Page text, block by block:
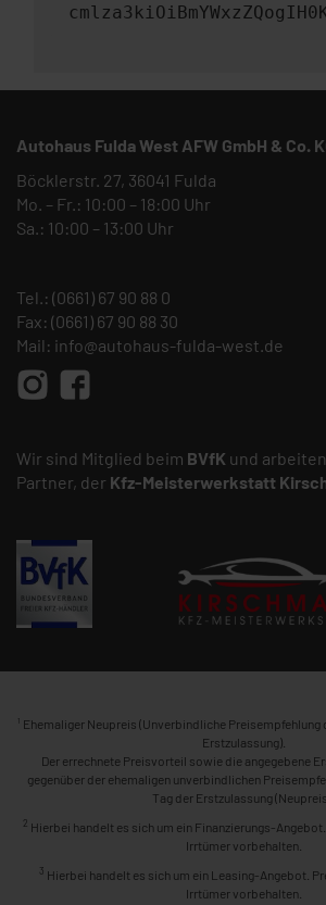
Autohaus Fulda West AFW GmbH & Co.
Böcklerstr. 27, 36041 Fulda
Mo. – Fr.: 10:00 – 18:00 Uhr
Sa.: 10:00 – 13:00 Uhr
Tel.: (0661) 67 90 88 0
Fax: (0661) 67 90 88 30
Mail: info@autohaus-fulda-west.de
Wir sind Mitglied beim BVfK und
Partner, der Kfz-Meisterwerkstatt
1 Ehemaliger Neupreis (Unverbindliche Preisempfehlung
Erstzulassung).
Der errechnete Preisvorteil sowie die angegebene
gegenüber der ehemaligen unverbindlichen
Tag der Erstzulassung
2 Hierbei handelt es sich um ein Finanzierungs-
Irrtümer vorbehalten.
3 Hierbei handelt es sich um ein Leasing-Angebot.
Irrtümer vorbehalten.